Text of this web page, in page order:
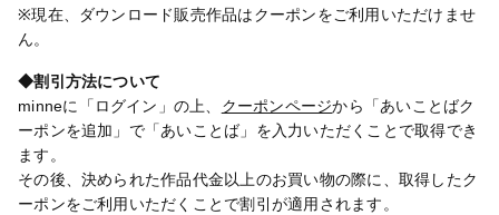
※現在、ダウンロード販売作品はクーポンをご利用いただけませ
ん。
◆割引方法について
minneに「ログイン」の上、 クーポンページから「あいことばク
ーポンを追加」で「あいことば」を入力いただくことで取得でき
ます。
その後、決められた作品代金以上のお買い物の際に、取得したク
ーポンをご利用いただくことで割引が適用されます。